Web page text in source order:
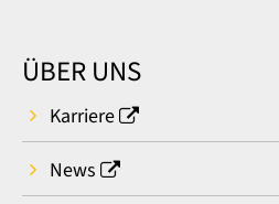
ÜBER UNS
Karriere
News